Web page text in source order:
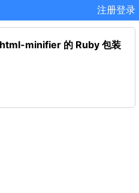
注册登录
minifier 的 Ruby 包装